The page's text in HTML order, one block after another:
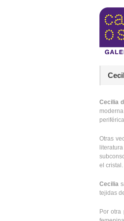
Cecilia
Otras
el
Cecilia
tejidas
Por